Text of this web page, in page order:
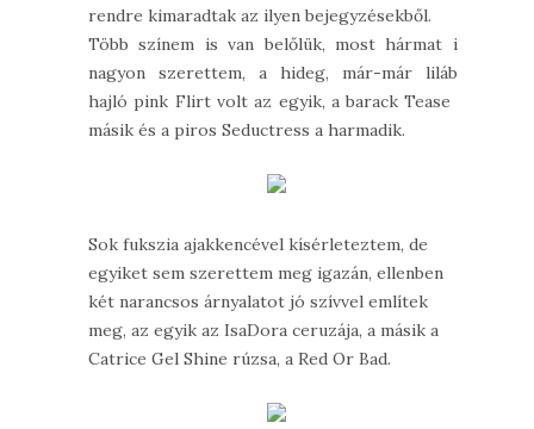
rendre kimaradtak az ilyen bejegyzésekből.
Több színem is van belőlük, most hármat is
nagyon szerettem, a hideg, már-már lilába
hajló pink Flirt volt az egyik, a barack Tease a
másik és a piros Seductress a harmadik.
Sok fukszia ajakkencével kísérleteztem, de
egyiket sem szerettem meg igazán, ellenben
két narancsos árnyalatot jó szívvel említek
meg, az egyik az IsaDora ceruzája, a másik a
Catrice Gel Shine rúzsa, a Red Or Bad.